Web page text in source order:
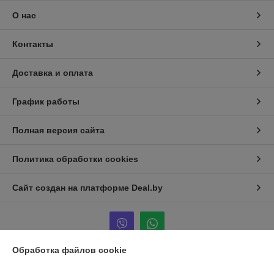
О нас
Контакты
Доставка и оплата
График работы
Полная версия сайта
Политика обработки cookies
Сайт создан на платформе Deal.by
Обработка файлов cookie